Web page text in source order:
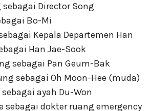
sebagai Director Song
Bo-Mi
Kepala Departemen Han
Han Jae-Sook
sebagai Pan Geum-Bak
sebagai Oh Moon-Hee (muda)
ayah Du-Won
sebagai dokter ruang emergency